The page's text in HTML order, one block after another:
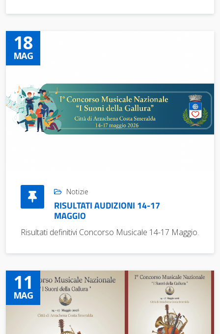
18
MAG
Notizie
RISULTATI AUDIZIONI 14-17
MAGGIO
Risultati definitivi Concorso Musicale 14-17 Maggio.
11
MAG